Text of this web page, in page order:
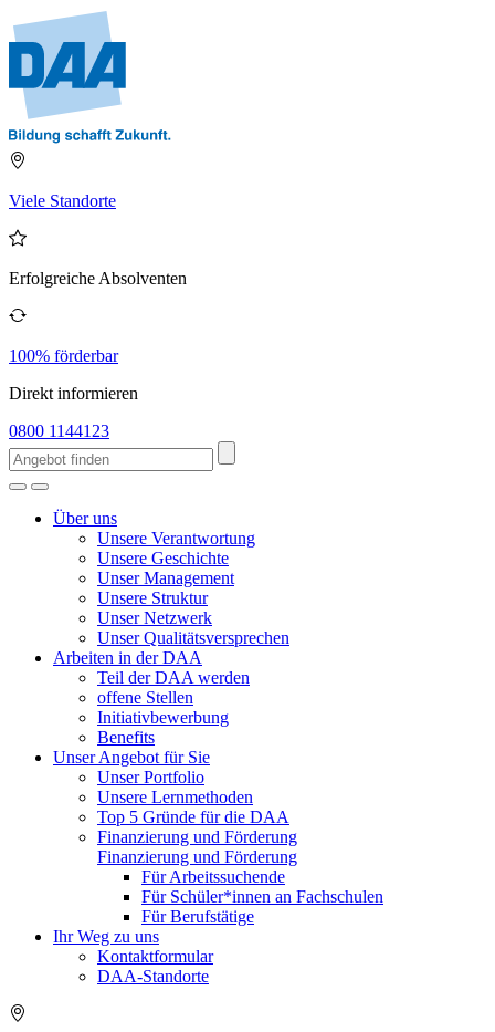
Viele Standorte
Erfolgreiche Absolventen
100% förderbar
Direkt informieren
0800 1144123
Über uns
Unsere Verantwortung
Unsere Geschichte
Unser Management
Unsere Struktur
Unser Netzwerk
Unser Qualitätsversprechen
Arbeiten in der DAA
Teil der DAA werden
offene Stellen
Initiativbewerbung
Benefits
Unser Angebot für Sie
Unser Portfolio
Unsere Lernmethoden
Top 5 Gründe für die DAA
Finanzierung und Förderung
Finanzierung und Förderung
Für Arbeitssuchende
Für Schüler*innen an Fachschulen
Für Berufstätige
Ihr Weg zu uns
Kontaktformular
DAA-Standorte